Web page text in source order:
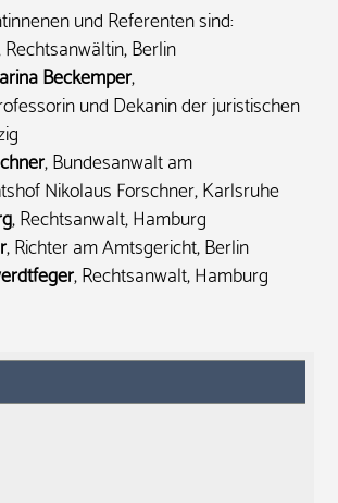
und Referenten sind:
Rechtsanwältin, Berlin
Beckemper,
und Dekanin der juristischen
, Bundesanwalt am
Nikolaus Forschner, Karlsruhe
, Rechtsanwalt, Hamburg
, Richter am Amtsgericht, Berlin
, Rechtsanwalt, Hamburg